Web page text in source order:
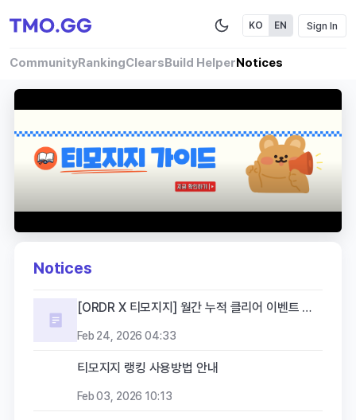
CommunityRankingClearsBuild HelperNotices
KO EN Sign In
Notices
[ORDR X 티모지지] 월간 누적 클리어 이벤트 안내
Feb 24, 2026 04:33
티모지지 랭킹 사용방법 안내
Feb 03, 2026 10:13